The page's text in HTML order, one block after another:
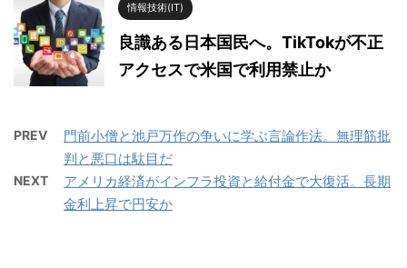
情報技術(IT)
良識ある日本国民へ。TikTokが不正
アクセスで米国で利用禁止か
PREV
門前小僧と池戸万作の争いに学ぶ言論作法。無理筋批
判と悪口は駄目だ
NEXT
アメリカ経済がインフラ投資と給付金で大復活。長期
金利上昇で円安か